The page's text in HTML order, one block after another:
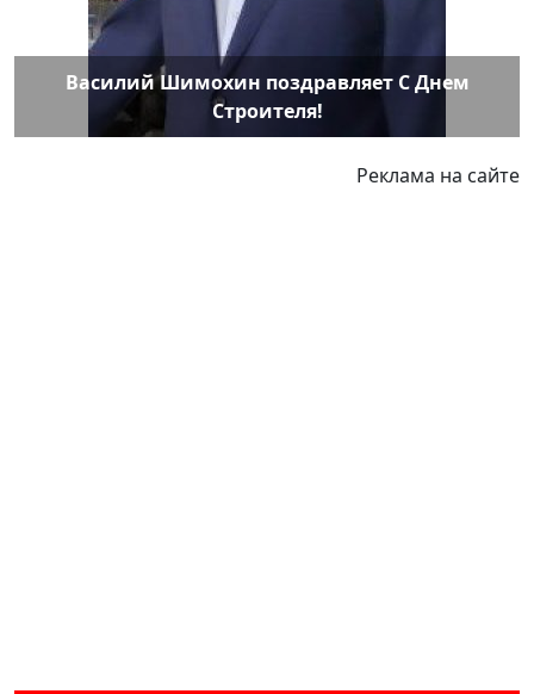
Василий Шимохин поздравляет С Днем
Строителя!
Реклама на сайте